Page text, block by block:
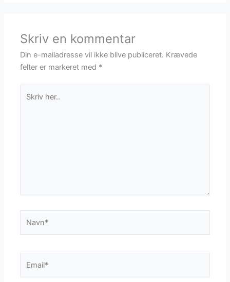
Skriv en kommentar
Din e-mailadresse vil ikke blive publiceret. Krævede
felter er markeret med *
her..